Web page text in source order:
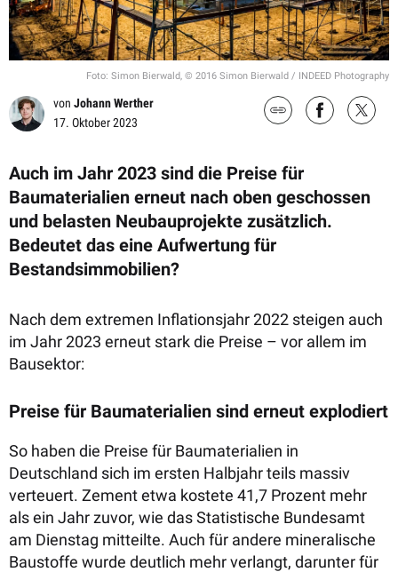
Foto: Simon Bierwald, © 2016 Simon Bierwald / INDEED Photography
von Johann Werther
17. Oktober 2023
Auch im Jahr 2023 sind die Preise für
Baumaterialien erneut nach oben geschossen
und belasten Neubauprojekte zusätzlich.
Bedeutet das eine Aufwertung für
Bestandsimmobilien?
Nach dem extremen Inflationsjahr 2022 steigen auch
im Jahr 2023 erneut stark die Preise – vor allem im
Bausektor:
Preise für Baumaterialien sind erneut explodiert
So haben die Preise für Baumaterialien in
Deutschland sich im ersten Halbjahr teils massiv
verteuert. Zement etwa kostete 41,7 Prozent mehr
als ein Jahr zuvor, wie das Statistische Bundesamt
am Dienstag mitteilte. Auch für andere mineralische
Baustoffe wurde deutlich mehr verlangt, darunter für